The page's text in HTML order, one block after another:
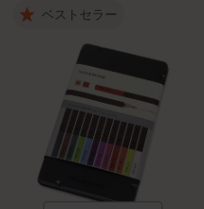
ベストセラー